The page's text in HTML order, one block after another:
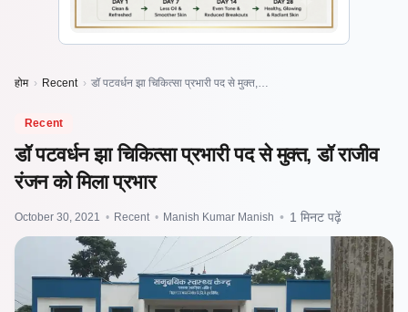
होम › Recent › डॉ पटवर्धन झा चिकित्सा प्रभारी पद से मुक्त,…
Recent
डॉ पटवर्धन झा चिकित्सा प्रभारी पद से मुक्त, डॉ राजीव
रंजन को मिला प्रभार
October 30, 2021 • Recent • Manish Kumar Manish • 1 मिनट पढ़ें